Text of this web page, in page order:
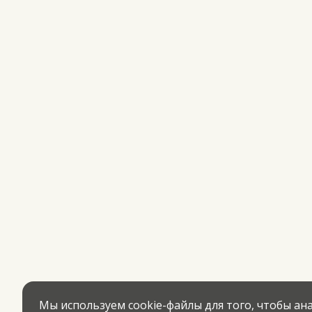
Мы используем cookie-файлы для того, чтобы